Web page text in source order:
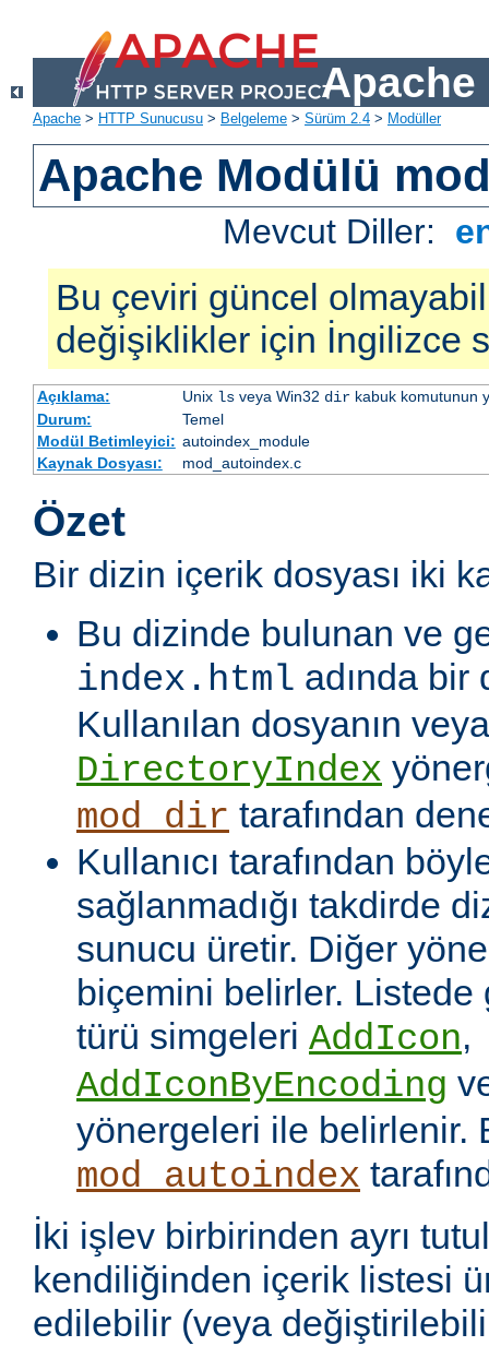
Apache
Apache > HTTP Sunucusu > Belgeleme > Sürüm 2.4 > Modüller
Apache Modülü
Mevcut Diller:
Bu çeviri güncel
değişiklikler için İngilizce
Açıklama: Unix lsveya Win32 dirkabuk komutunun
Durum:
Temel
Modül Betimleyici: autoindex_module
Kaynak Dosyası:
mod_autoindex.c
Özet
Bir dizin içerik dosyası iki
Bu dizinde bulunan ve
index.html adında bir
Kullanılan dosyanın
DirectoryIndex
mod_dir tarafından
Kullanıcı tarafından
sağlanmadığı takdirde
sunucu üretir. Diğer
biçemini belirler.
türü simgeleri AddIcon,
AddIconByEncoding
yönergeleri ile belirlenir.
mod_autoindex
İki işlev birbirinden ayrı
kendiliğinden içerik listesi
edilebilir (veya